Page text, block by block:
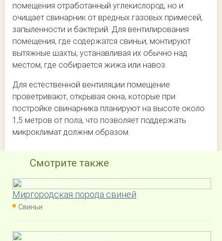
помещения отработанный углекислород, но и
очищает свинарник от вредных газовых примесей,
запыленности и бактерий. Для вентилирования
помещения, где содержатся свиньи, монтируют
вытяжные шахты, устанавливая их обычно над
местом, где собирается жижа или навоз.
Для естественной вентиляции помещение
проветривают, открывая окна, которые при
постройке свинарника планируют на высоте около
1,5 метров от пола, что позволяет поддержать
микроклимат должнм образом.
Смотрите также
Миргородская порода свиней
Свиньи